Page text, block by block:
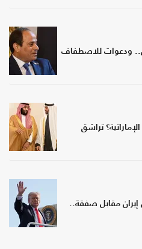
ودعوات للاصطفاف
تراشق
إيران مقابل صفقة..